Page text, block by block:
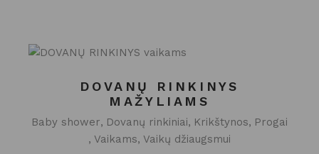
DOVANŲ RINKINYS
MAŽYLIAMS
Baby shower Dovanų rinkiniai Krikštynos
Progai
Vaikams Vaikų džiaugsmui